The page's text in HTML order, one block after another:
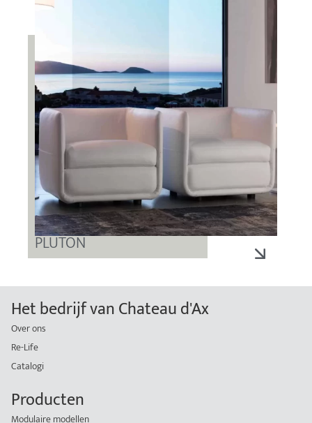
PLUTON
Het bedrijf van Chateau d'Ax
Over ons
Re-Life
Catalogi
Producten
Modulaire modellen